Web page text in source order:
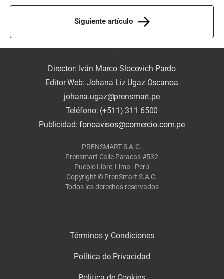
Siguiente artículo
Director: Iván Marco Slocovich Pardo
Editor Web: Johana Liz Ugaz Oscanoa
johana.ugaz@prensmart.pe
Teléfono: (+511) 311 6500
Publicidad:fonoavisos@comercio.com.pe
PRENSMART S.A.C.
Prensmart Calle Paracas #532
Pueblo Libre, Lima - Perú
Copyright © PrenSmart S.A.C.
Todos los derechos reservados
Términos y Condiciones
Política de Privacidad